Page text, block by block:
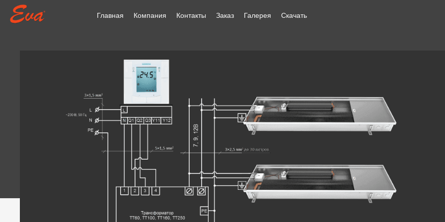
Главная Компания Контакты Заказ Галерея Скачать